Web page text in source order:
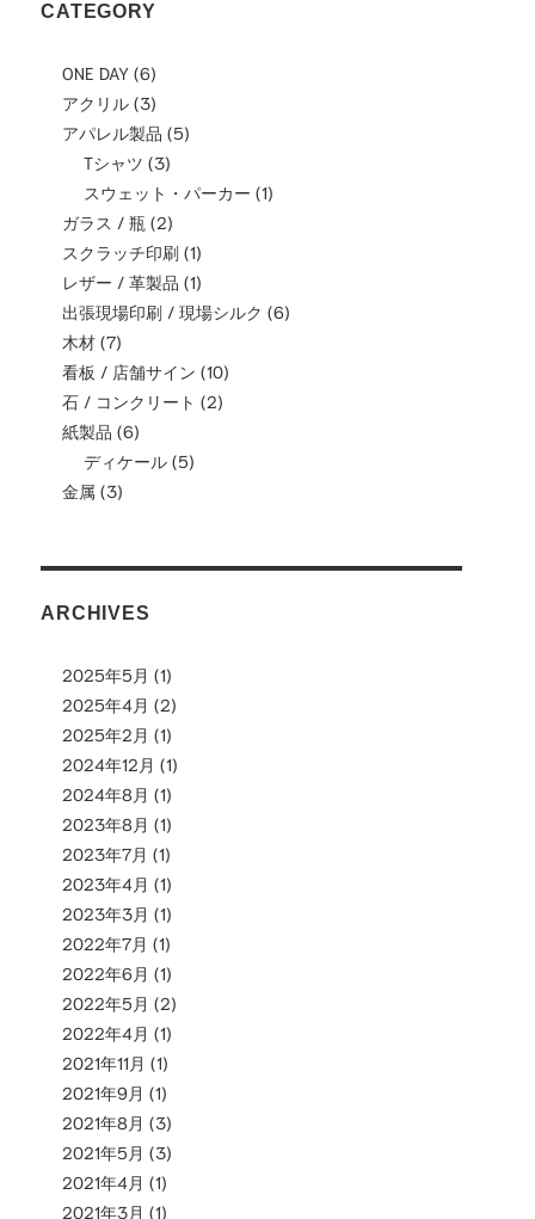
CATEGORY
ONE DAY (6)
アクリル (3)
アパレル製品 (5)
Tシャツ (3)
スウェット・パーカー (1)
ガラス / 瓶 (2)
スクラッチ印刷 (1)
レザー / 革製品 (1)
出張現場印刷 / 現場シルク (6)
木材 (7)
看板 / 店舗サイン (10)
石 / コンクリート (2)
紙製品 (6)
ディケール (5)
金属 (3)
ARCHIVES
2025年5月 (1)
2025年4月 (2)
2025年2月 (1)
2024年12月 (1)
2024年8月 (1)
2023年8月 (1)
2023年7月 (1)
2023年4月 (1)
2023年3月 (1)
2022年7月 (1)
2022年6月 (1)
2022年5月 (2)
2022年4月 (1)
2021年11月 (1)
2021年9月 (1)
2021年8月 (3)
2021年5月 (3)
2021年4月 (1)
2021年3月 (1)